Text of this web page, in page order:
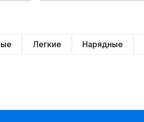
Легкие Нарядные